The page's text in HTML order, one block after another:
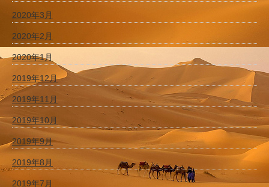
2020年3月
2020年2月
2020年1月
2019年12月
2019年11月
2019年10月
2019年9月
2019年8月
2019年7月